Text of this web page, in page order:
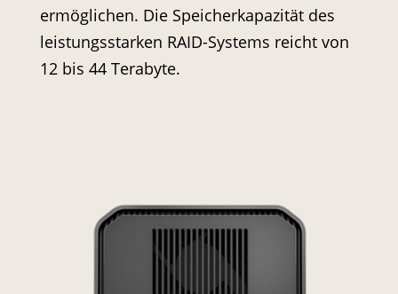
ermöglichen. Die Speicherkapazität des
leistungsstarken RAID-Systems reicht von
12 bis 44 Terabyte.